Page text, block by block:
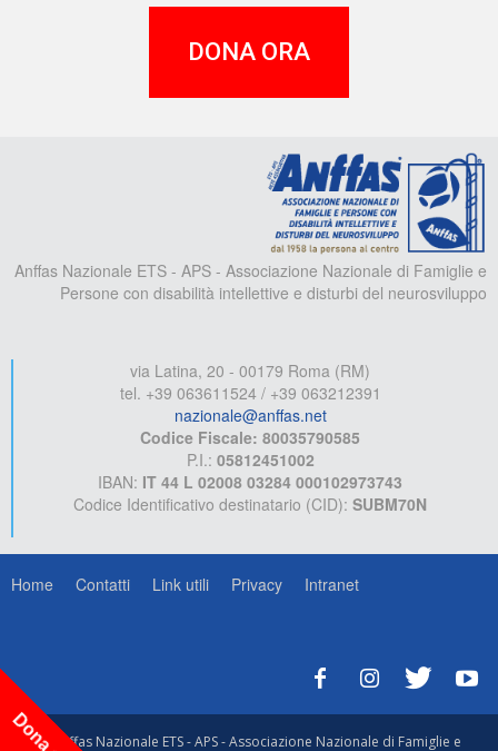
DONA ORA
Anffas Nazionale ETS - APS - Associazione Nazionale di Famiglie e
Persone con disabilità intellettive e disturbi del neurosviluppo
via Latina, 20 - 00179 Roma (RM)
tel. +39 063611524 / +39 063212391
nazionale@anffas.net
Codice Fiscale: 80035790585
P.I.: 05812451002
IBAN: IT 44 L 02008 03284 000102973743
Codice Identificativo destinatario (CID): SUBM70N
Home Contatti Link utili Privacy Intranet
© Anffas Nazionale ETS - APS - Associazione Nazionale di Famiglie e